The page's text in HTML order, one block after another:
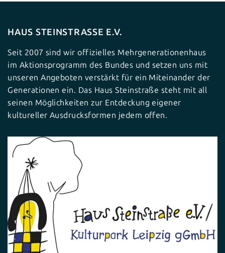
HAUS STEINSTRASSE E.V.
Seit 2007 sind wir offizielles Mehrgenerationenhaus
im Aktionsprogramm des Bundes und setzen uns mit
unseren Angeboten verstärkt für ein Miteinander der
Generationen ein. Das Haus Steinstraße steht mit all
seinen Möglichkeiten zur Entdeckung eigener
kultureller Ausdrucksformen jedem offen.